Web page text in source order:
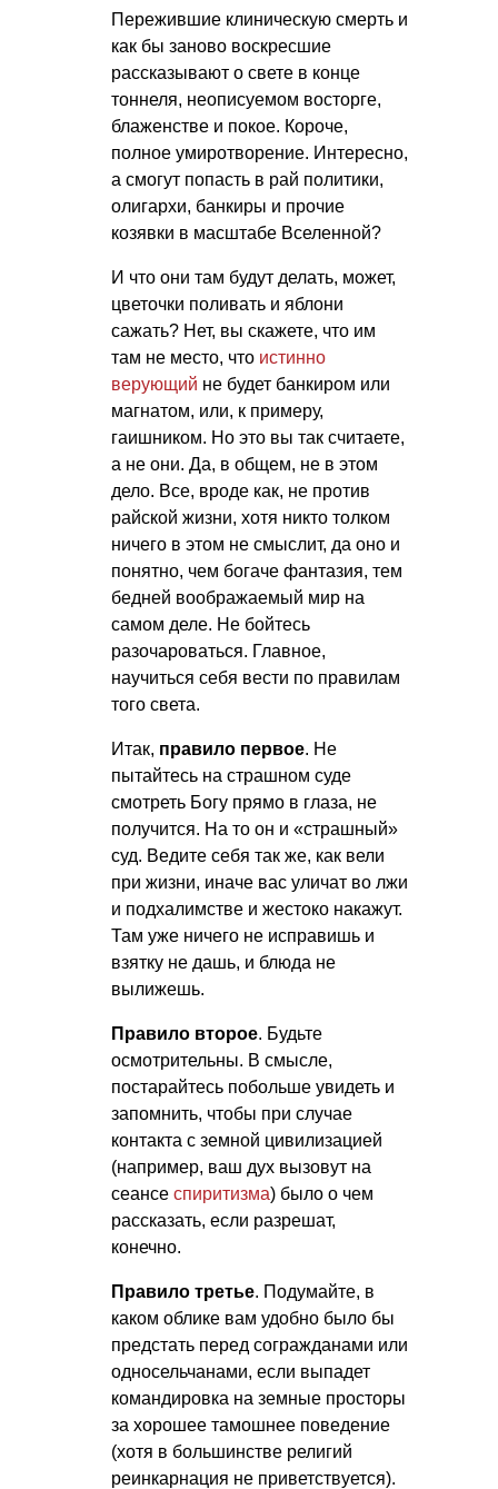
Пережившие клиническую смерть и
как бы заново воскресшие
рассказывают о свете в конце
тоннеля, неописуемом восторге,
блаженстве и покое. Короче,
полное умиротворение. Интересно,
а смогут попасть в рай политики,
олигархи, банкиры и прочие
козявки в масштабе Вселенной?
И что они там будут делать, может,
цветочки поливать и яблони
сажать? Нет, вы скажете, что им
там не место, что истинно
верующий не будет банкиром или
магнатом, или, к примеру,
гаишником. Но это вы так считаете,
а не они. Да, в общем, не в этом
дело. Все, вроде как, не против
райской жизни, хотя никто толком
ничего в этом не смыслит, да оно и
понятно, чем богаче фантазия, тем
бедней воображаемый мир на
самом деле. Не бойтесь
разочароваться. Главное,
научиться себя вести по правилам
того света.
Итак, правило первое. Не
пытайтесь на страшном суде
смотреть Богу прямо в глаза, не
получится. На то он и «страшный»
суд. Ведите себя так же, как вели
при жизни, иначе вас уличат во лжи
и подхалимстве и жестоко накажут.
Там уже ничего не исправишь и
взятку не дашь, и блюда не
вылижешь.
Правило второе. Будьте
осмотрительны. В смысле,
постарайтесь побольше увидеть и
запомнить, чтобы при случае
контакта с земной цивилизацией
(например, ваш дух вызовут на
сеансе спиритизма) было о чем
рассказать, если разрешат,
конечно.
Правило третье. Подумайте, в
каком облике вам удобно было бы
предстать перед согражданами или
односельчанами, если выпадет
командировка на земные просторы
за хорошее тамошнее поведение
(хотя в большинстве религий
реинкарнация не приветствуется).